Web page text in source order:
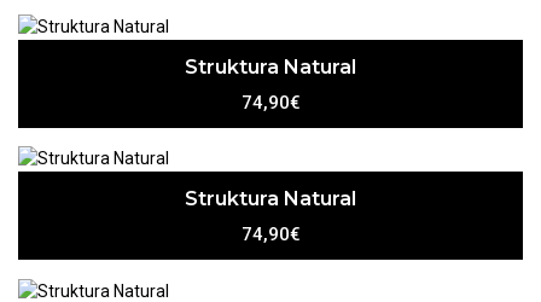
Struktura Natural
74,90€
Struktura Natural
74,90€